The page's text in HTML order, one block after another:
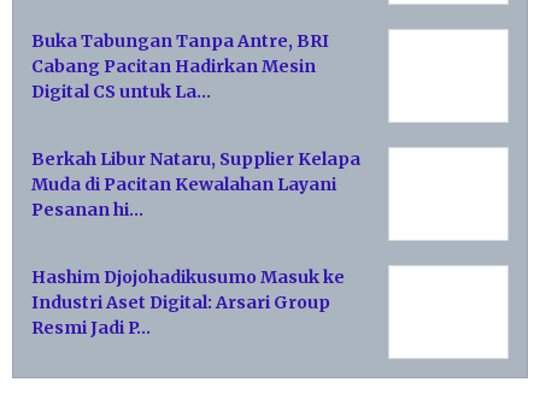
Buka Tabungan Tanpa Antre, BRI
Cabang Pacitan Hadirkan Mesin
Digital CS untuk La…
Berkah Libur Nataru, Supplier Kelapa
Muda di Pacitan Kewalahan Layani
Pesanan hi…
Hashim Djojohadikusumo Masuk ke
Industri Aset Digital: Arsari Group
Resmi Jadi P…